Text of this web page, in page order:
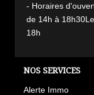
- Horaires
de 14h à
18h
NOS SERVICES
Alerte Immo